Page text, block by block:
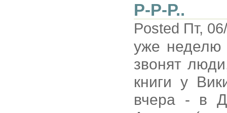
Р-Р-Р..
Posted Пт,
уже неделю
звонят
книги у
вчера - в